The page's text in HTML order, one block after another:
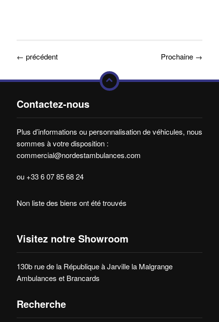
← précédent Prochaine →
Contactez-nous
Plus d’informations ou personnalisation de véhicules, nous
sommes à votre disposition :
commercial@nordestambulances.com
ou +33 6 07 85 68 24
Non liste des biens ont été trouvés
Visitez notre Showroom
130b rue de la République à Jarville la Malgrange
Ambulances et Brancards
Recherche